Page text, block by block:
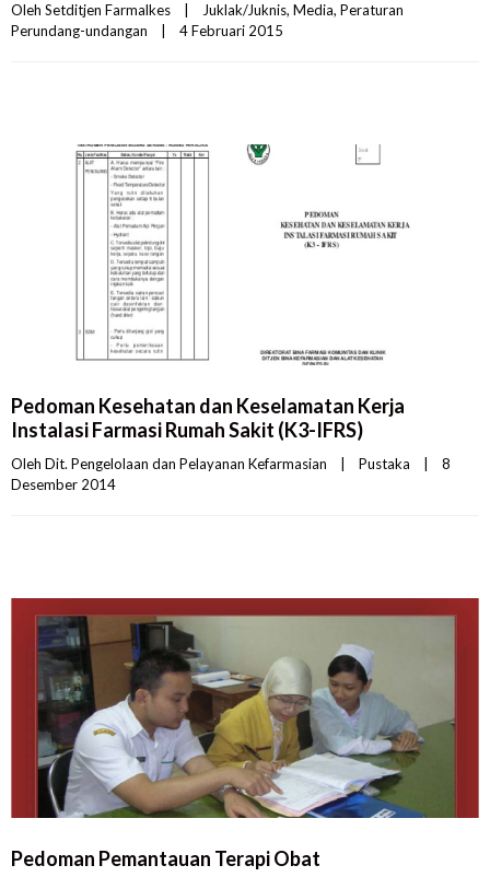
Oleh Setditjen Farmalkes Juklak/Juknis, Media, Peraturan
Perundang-undangan
4 Februari 2015
Pedoman Kesehatan dan Keselamatan Kerja
Instalasi Farmasi Rumah Sakit (K3-IFRS)
Oleh Dit. Pengelolaan dan Pelayanan Kefarmasian Pustaka
8
Desember 2014
Pedoman Pemantauan Terapi Obat